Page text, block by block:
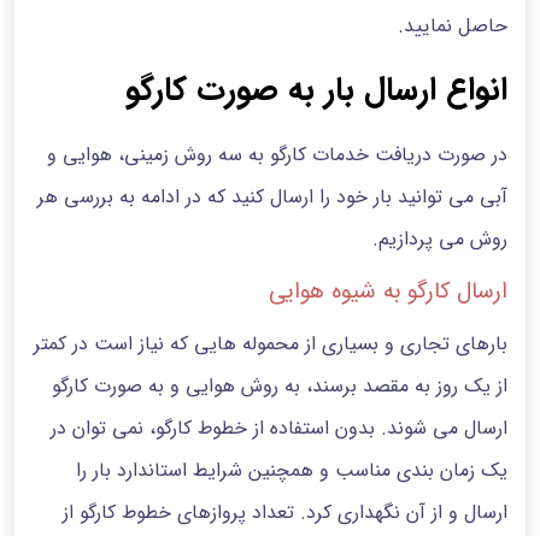
حاصل نمایید.
انواع ارسال بار به صورت کارگو
در صورت دریافت خدمات کارگو به سه روش زمینی، هوایی و
آبی می توانید بار خود را ارسال کنید که در ادامه به بررسی هر
روش می پردازیم.
ارسال کارگو به شیوه هوایی
بارهای تجاری و بسیاری از محموله هایی که نیاز است در کمتر
از یک روز به مقصد برسند، به روش هوایی و به صورت کارگو
ارسال می شوند. بدون استفاده از خطوط کارگو، نمی توان در
یک زمان بندی مناسب و همچنین شرایط استاندارد بار را
ارسال و از آن نگهداری کرد. تعداد پروازهای خطوط کارگو از